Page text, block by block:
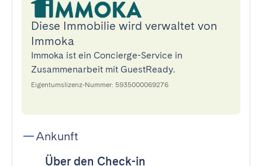
Diese Immobilie wird verwaltet von
Immoka
Immoka ist ein Concierge-Service in
Zusammenarbeit mit GuestReady.
Eigentumslizenz-Nummer: 5935000069276
Ankunft
Über den Check-in